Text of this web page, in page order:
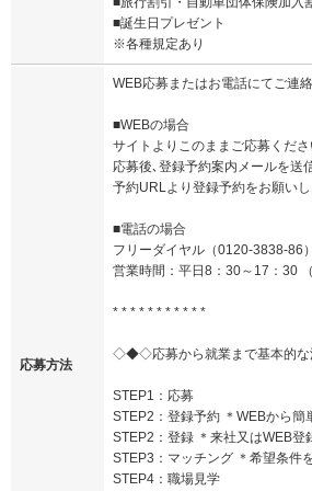
■誕生日プレゼント
※各種規定あり
応募方法
WEB応募またはお電話にてご連
■WEBの場合
サイトよりこのままご応募くださ
応募後､登録予約案内メールを送
予約URLより登録予約をお願い
■電話の場合
フリーダイヤル（0120-3838-86
営業時間：平日8：30～17：30
* * * * * * * * * * *
◇◆◇応募から就業まで基本的
STEP1：応募
STEP2：登録予約 ＊WEBから簡
STEP2：登録 ＊来社又はWEB登
STEP3：マッチング ＊希望条件
STEP4：職場見学